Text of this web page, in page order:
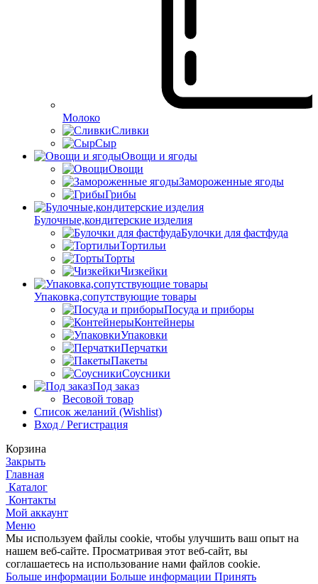
Молоко
Сливки
Сыр
Овощи и ягоды
Овощи
Замороженные ягоды
Грибы
Булочные,кондитерские изделия
Булочки для фастфуда
Тортильи
Торты
Чизкейки
Упаковка,сопутствующие товары
Посуда и приборы
Контейнеры
Упаковки
Перчатки
Пакеты
Соусники
Под заказ
Весовой товар
Список желаний (Wishlist)
Вход / Регистрация
Корзина
Закрыть
Главная
Каталог
Контакты
Мой аккаунт
Меню
Мы используем файлы cookie, чтобы улучшить ваш опыт на
нашем веб-сайте. Просматривая этот веб-сайт, вы
соглашаетесь на использование нами файлов cookie.
Больше информации Больше информации Принять